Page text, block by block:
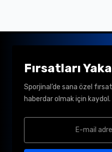
Fırsatları
Sporjinal’de sana özel
haberdar olmak için kaydol.